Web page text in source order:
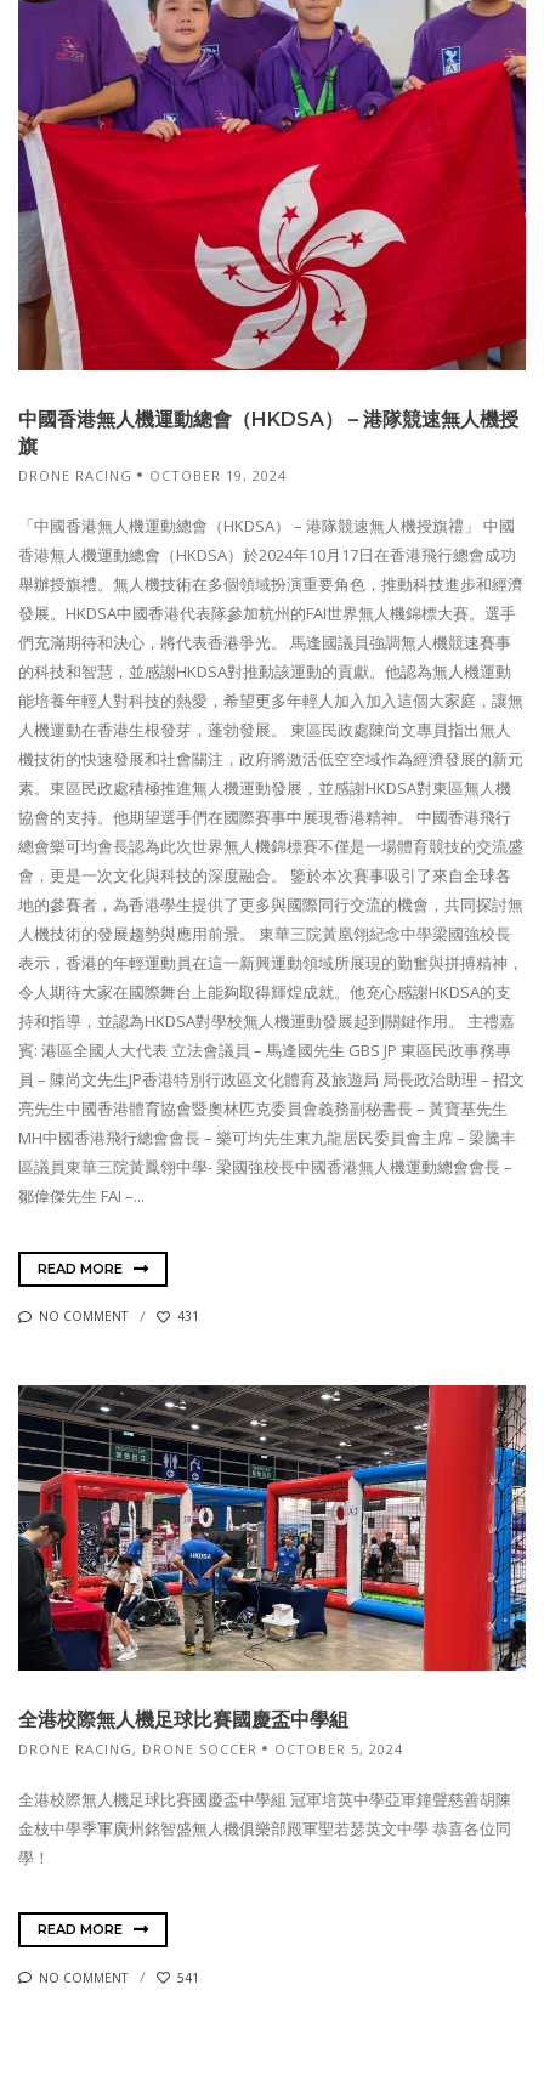
中國香港無人機運動總會（HKDSA） – 港隊競速無人機授
旗
DRONE RACING OCTOBER 19, 2024
「中國香港無人機運動總會（HKDSA） – 港隊競速無人機授旗禮」 中國
香港無人機運動總會（HKDSA）於2024年10月17日在香港飛行總會成功
舉辦授旗禮。無人機技術在多個領域扮演重要角色，推動科技進步和經濟
發展。HKDSA中國香港代表隊參加杭州的FAI世界無人機錦標大賽。選手
們充滿期待和決心，將代表香港爭光。 馬逢國議員強調無人機競速賽事
的科技和智慧，並感謝HKDSA對推動該運動的貢獻。他認為無人機運動
能培養年輕人對科技的熱愛，希望更多年輕人加入加入這個大家庭，讓無
人機運動在香港生根發芽，蓬勃發展。 東區民政處陳尚文專員指出無人
機技術的快速發展和社會關注，政府將激活低空空域作為經濟發展的新元
素。東區民政處積極推進無人機運動發展，並感謝HKDSA對東區無人機
協會的支持。他期望選手們在國際賽事中展現香港精神。 中國香港飛行
總會樂可均會長認為此次世界無人機錦標賽不僅是一場體育競技的交流盛
會，更是一次文化與科技的深度融合。 鑒於本次賽事吸引了來自全球各
地的參賽者，為香港學生提供了更多與國際同行交流的機會，共同探討無
人機技術的發展趨勢與應用前景。 東華三院黃凰翎紀念中學梁國強校長
表示，香港的年輕運動員在這一新興運動領域所展現的勤奮與拼搏精神，
令人期待大家在國際舞台上能夠取得輝煌成就。他充心感謝HKDSA的支
持和指導，並認為HKDSA對學校無人機運動發展起到關鍵作用。 主禮嘉
賓: 港區全國人大代表 立法會議員 – 馬逢國先生 GBS JP 東區民政事務專
員 – 陳尚文先生JP香港特別行政區文化體育及旅遊局 局長政治助理 – 招文
亮先生中國香港體育協會暨奧林匹克委員會義務副秘書長 – 黃寶基先生
MH中國香港飛行總會會長 – 樂可均先生東九龍居民委員會主席 – 梁騰丰
區議員東華三院黃鳳翎中學- 梁國強校長中國香港無人機運動總會會長 –
鄒偉傑先生 FAI –...
READ MORE
NO COMMENT 431
全港校際無人機足球比賽國慶盃中學組
DRONE RACING , DRONE SOCCER OCTOBER 5, 2024
全港校際無人機足球比賽國慶盃中學組 冠軍培英中學亞軍鐘聲慈善胡陳
金枝中學季軍廣州銘智盛無人機俱樂部殿軍聖若瑟英文中學 恭喜各位同
學！
READ MORE
NO COMMENT 541